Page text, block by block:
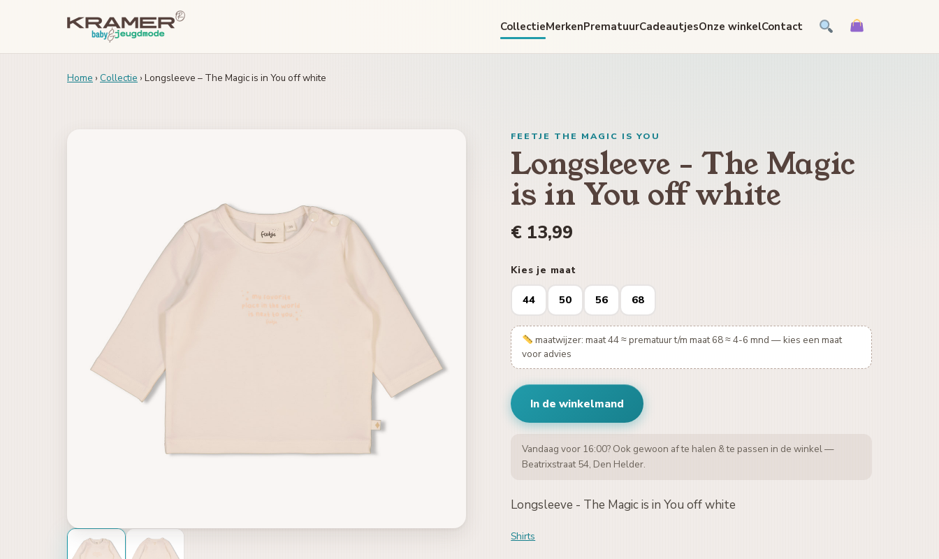
CollectieMerkenPrematuurCadeautjesOnze winkelContact
Home › Collectie › Longsleeve – The Magic is in You off white
FEETJE THE MAGIC IS YOU
Longsleeve - The Magic
is in You off white
€ 13,99
Kies je maat
44 50 56 68
maatwijzer: maat 44 ≈ prematuur t/m maat 68 ≈ 4-6 mnd — kies een maat
voor advies
In de winkelmand
Vandaag voor 16:00? Ook gewoon af te halen & te passen in de winkel —
Beatrixstraat 54, Den Helder.
Longsleeve - The Magic is in You off white
Shirts